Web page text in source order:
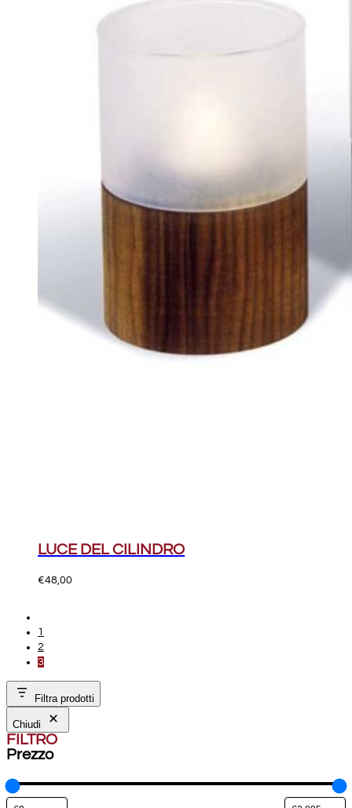
LUCE DEL CILINDRO
€48,00
1
2
3
Filtra prodotti
Chiudi
FILTRO
Prezzo